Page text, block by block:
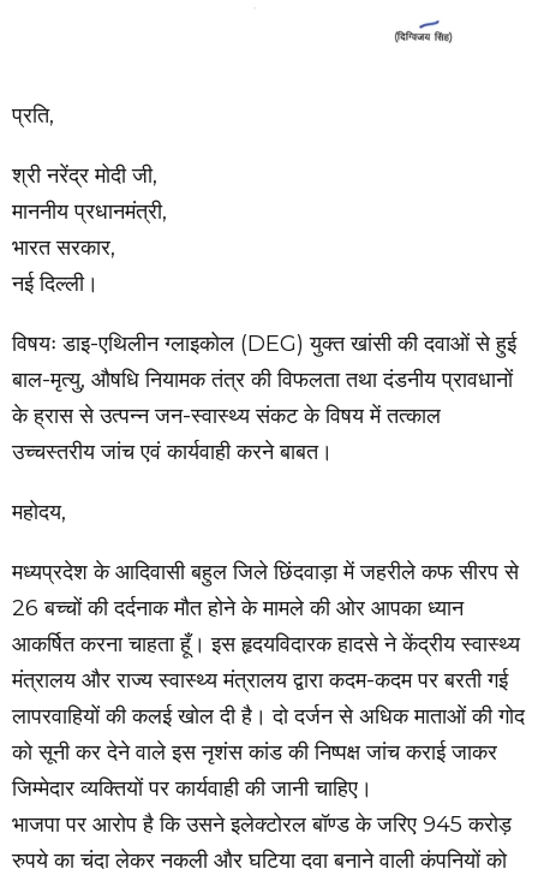
प्रति,
श्री नरेंद्र मोदी जी,
माननीय प्रधानमंत्री,
भारत सरकार,
नई दिल्ली।
विषयः डाइ-एथिलीन ग्लाइकोल (DEG) युक्त खांसी की दवाओं से हुई
बाल-मृत्यु, औषधि नियामक तंत्र की विफलता तथा दंडनीय प्रावधानों
के ह्रास से उत्पन्न जन-स्वास्थ्य संकट के विषय में तत्काल
उच्चस्तरीय जांच एवं कार्यवाही करने बाबत।
महोदय,
मध्यप्रदेश के आदिवासी बहुल जिले छिंदवाड़ा में जहरीले कफ सीरप से
26 बच्चों की दर्दनाक मौत होने के मामले की ओर आपका ध्यान
आकर्षित करना चाहता हूँ। इस हृदयविदारक हादसे ने केंद्रीय स्वास्थ्य
मंत्रालय और राज्य स्वास्थ्य मंत्रालय द्वारा कदम-कदम पर बरती गई
लापरवाहियों की कलई खोल दी है। दो दर्जन से अधिक माताओं की गोद
को सूनी कर देने वाले इस नृशंस कांड की निष्पक्ष जांच कराई जाकर
जिम्मेदार व्यक्तियों पर कार्यवाही की जानी चाहिए।
भाजपा पर आरोप है कि उसने इलेक्टोरल बॉण्ड के जरिए 945 करोड़
रुपये का चंदा लेकर नकली और घटिया दवा बनाने वाली कंपनियों को